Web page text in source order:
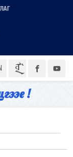
ᠮᠣᠨ
!